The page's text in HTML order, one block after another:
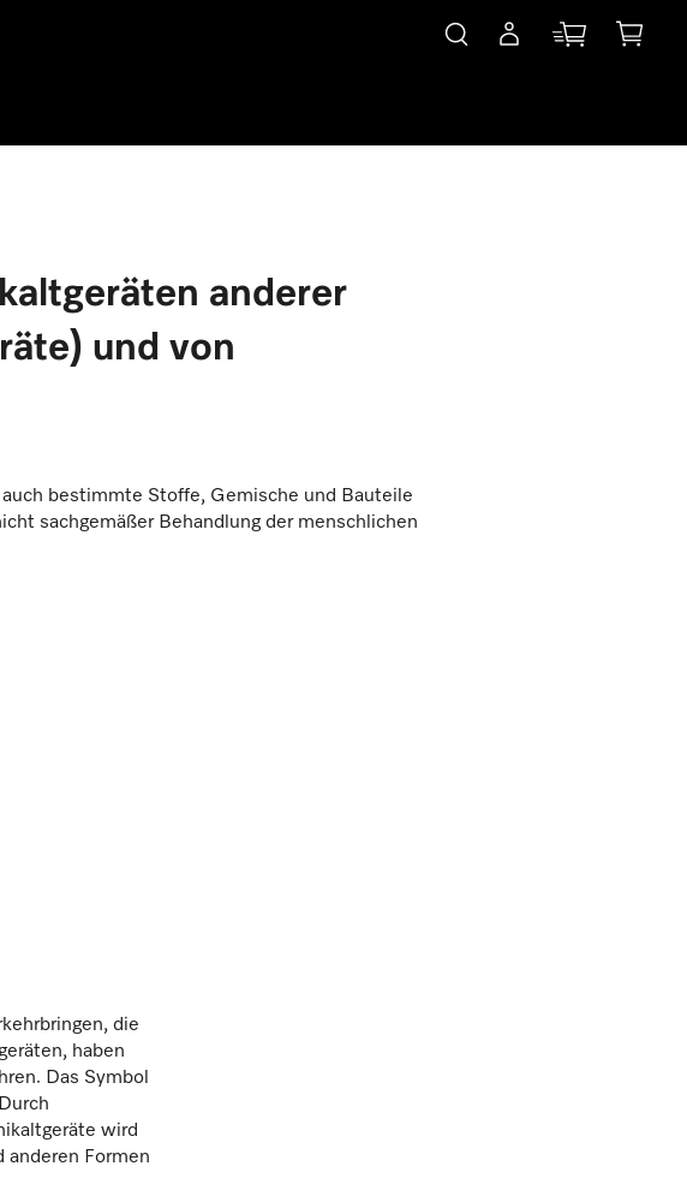
anderer
und von
bestimmte Stoffe, Gemische und Bauteile
sachgemäßer Behandlung der menschlichen
die
haben
Das Symbol
wird
anderen Formen